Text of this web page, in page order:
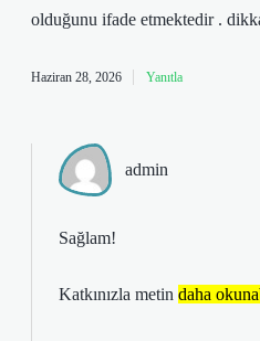
olduğunu ifade etmektedir .
Haziran 28, 2026 Yanıtla
admin
Sağlam!
Katkınızla metin daha